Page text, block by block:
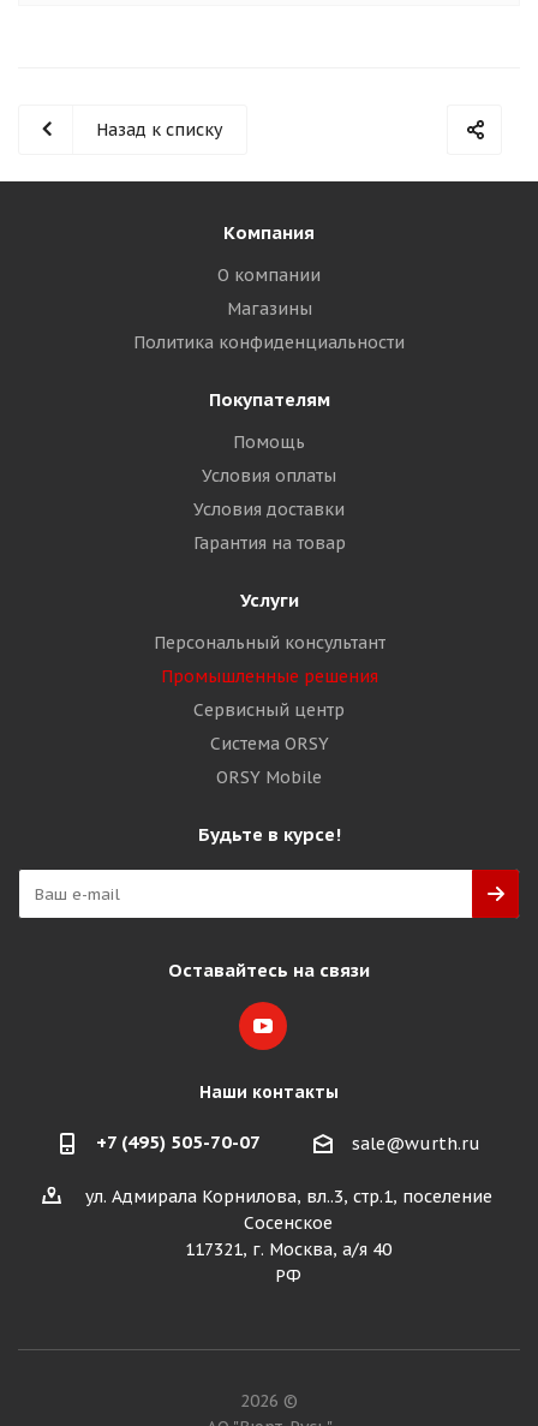
Назад к списку
Компания
О компании
Магазины
Политика конфиденциальности
Покупателям
Помощь
Условия оплаты
Условия доставки
Гарантия на товар
Услуги
Персональный консультант
Промышленные решения
Сервисный центр
Система ORSY
ORSY Mobile
Будьте в курсе!
Оставайтесь на связи
Наши контакты
+7 (495) 505-70-07 sale@wurth.ru
ул. Адмирала Корнилова, вл..3, стр.1, поселение
Сосенское
117321, г. Москва, а/я 40
РФ
2026 ©